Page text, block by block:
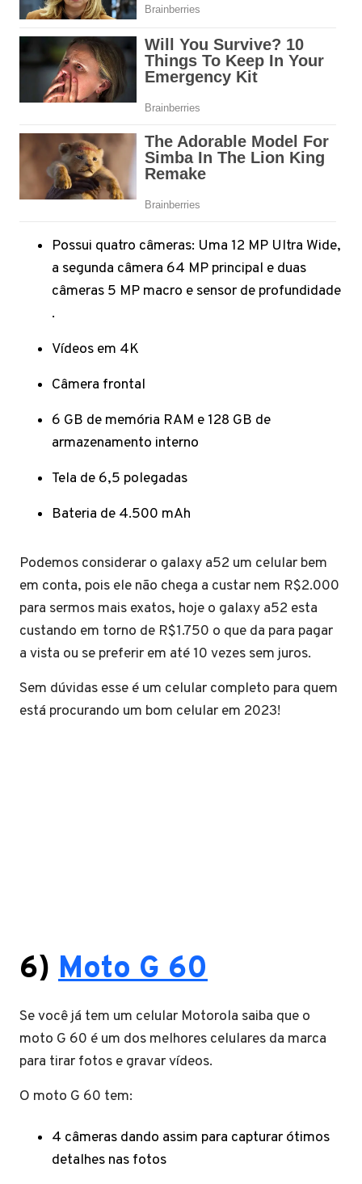
Possui quatro câmeras: Uma 12 MP Ultra Wide,
a segunda câmera 64 MP principal e duas
câmeras 5 MP macro e sensor de profundidade
.
Vídeos em 4K
Câmera frontal
6 GB de memória RAM e 128 GB de
armazenamento interno
Tela de 6,5 polegadas
Bateria de 4.500 mAh
Podemos considerar o galaxy a52 um celular bem
em conta, pois ele não chega a custar nem R$2.000
para sermos mais exatos, hoje o galaxy a52 esta
custando em torno de R$1.750 o que da para pagar
a vista ou se preferir em até 10 vezes sem juros.
Sem dúvidas esse é um celular completo para quem
está procurando um bom celular em 2023!
6) Moto G 60
Se você já tem um celular Motorola saiba que o
moto G 60 é um dos melhores celulares da marca
para tirar fotos e gravar vídeos.
O moto G 60 tem:
4 câmeras dando assim para capturar ótimos
detalhes nas fotos